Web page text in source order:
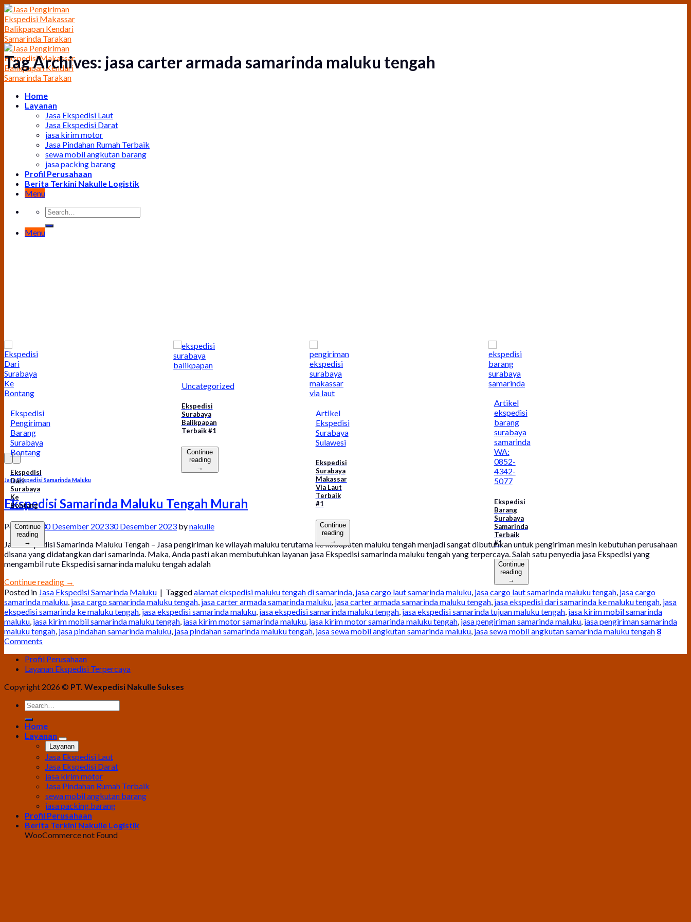
Skip
to
content
Home
Layanan
Jasa Ekspedisi Laut
Jasa Ekspedisi Darat
jasa kirim motor
Jasa Pindahan Rumah Terbaik
sewa mobil angkutan barang
jasa packing barang
Profil Perusahaan
Berita Terkini Nakulle Logistik
Menu
Menu
Tag Archives: jasa carter armada samarinda maluku tengah
Ekspedisi
Pengiriman
Barang
Surabaya
Bontang
Ekspedisi
Dari
Surabaya
Ke
Bontang
Continue
reading
→
Uncategorized
Ekspedisi
Surabaya
Balikpapan
Terbaik #1
Continue
reading
→
Artikel
Ekspedisi
Surabaya
Sulawesi
Ekspedisi
Surabaya
Makassar
Via Laut
Terbaik
#1
Continue
reading
→
Artikel
ekspedisi
barang
surabaya
samarinda
WA:
0852-
4342-
5077
Ekspedisi
Barang
Surabaya
Samarinda
Terbaik
#1
Continue
reading
→
Jasa Ekspedisi Samarinda Maluku
Ekspedisi Samarinda Maluku Tengah Murah
Posted on 30 Desember 202330 Desember 2023 bynakulle
Jasa Ekspedisi Samarinda Maluku Tengah – Jasa pengiriman ke wilayah maluku terutama ke kabupaten maluku tengah menjadi sangat dibutuhkan untuk pengiriman mesin kebutuhan perusahaan
disana yang didatangkan dari samarinda. Maka, Anda pasti akan membutuhkan layanan jasa Ekspedisi samarinda maluku tengah yang terpercaya. Salah satu penyedia jasa Ekspedisi yang
mengambil rute Ekspedisi samarinda maluku tengah adalah
Continue reading →
Posted in Jasa Ekspedisi Samarinda Maluku | Taggedalamat ekspedisi maluku tengah di samarinda jasa cargo laut samarinda maluku jasa cargo laut samarinda maluku tengah jasa cargo
samarinda maluku jasa cargo samarinda maluku tengah jasa carter armada samarinda maluku jasa carter armada samarinda maluku tengah jasa ekspedisi dari samarinda ke maluku tengah jasa
ekspedisi samarinda ke maluku tengah jasa ekspedisi samarinda maluku jasa ekspedisi samarinda maluku tengah jasa ekspedisi samarinda tujuan maluku tengah jasa kirim mobil samarinda
maluku jasa kirim mobil samarinda maluku tengah jasa kirim motor samarinda maluku jasa kirim motor samarinda maluku tengah jasa pengiriman samarinda maluku jasa pengiriman samarinda
maluku tengah jasa pindahan samarinda maluku jasa pindahan samarinda maluku tengah jasa sewa mobil angkutan samarinda maluku jasa sewa mobil angkutan samarinda maluku tengah 8
Comments
Profil Perusahaan
Layanan Ekspedisi Terpercaya
Copyright 2026 © PT. Wexpedisi Nakulle Sukses
Home
Layanan
Layanan
Jasa Ekspedisi Laut
Jasa Ekspedisi Darat
jasa kirim motor
Jasa Pindahan Rumah Terbaik
sewa mobil angkutan barang
jasa packing barang
Profil Perusahaan
Berita Terkini Nakulle Logistik
WooCommerce not Found